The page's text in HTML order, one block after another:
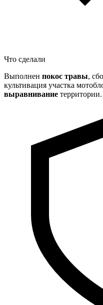
Что сделали
Выполнен покос травы,
культивация участка
выравнивание территории.